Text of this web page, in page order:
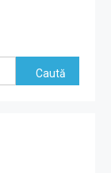
Caută